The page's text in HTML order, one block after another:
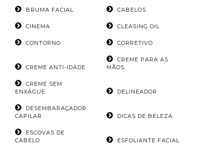
BRUMA FACIAL CABELOS
CINEMA CLEASING OIL
CONTORNO CORRETIVO
CREME ANTI-IDADE
CREME PARA AS
MÃOS
CREME SEM
ENXÁGUE
DELINEADOR
DESEMBARAÇADOR
CAPILAR
DICAS DE BELEZA
ESCOVAS DE
CABELO
ESFOLIANTE FACIAL